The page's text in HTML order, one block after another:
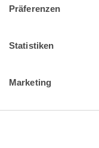
Präferenzen
Statistiken
Marketing
Rn. 18, BAGE 161,
Wahlanfechtung
die Anfechtbarkeit
festgestellten- und
Wahlkampfes zu
aa) Seine